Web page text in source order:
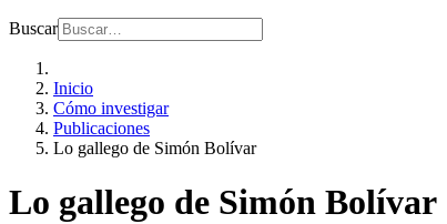
Buscar
Inicio
Cómo investigar
Publicaciones
Lo gallego de Simón Bolívar
Lo gallego de Simón Bolívar